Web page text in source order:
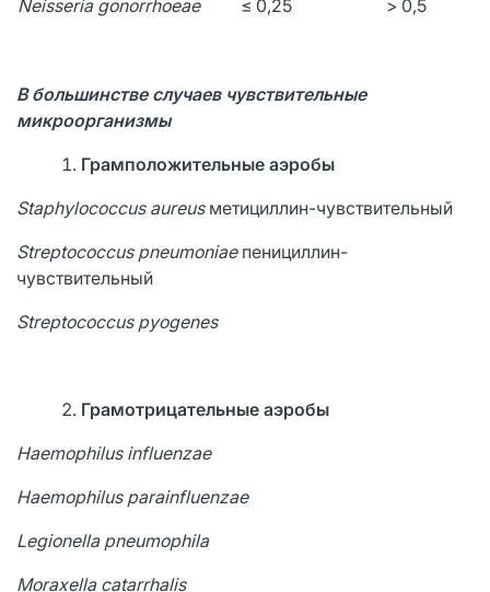
Neisseria gonorrhoeae ≤ 0,25 > 0,5
В большинстве случаев чувствительные
микроорганизмы
Грамположительные аэробы
Staphylococcus aureus метициллин-чувствительный
Streptococcus pneumoniae пенициллин-
чувствительный
Streptococcus pyogenes
Грамотрицательные аэробы
Haemophilus influenzae
Haemophilus parainfluenzae
Legionella pneumophila
Moraxella catarrhalis